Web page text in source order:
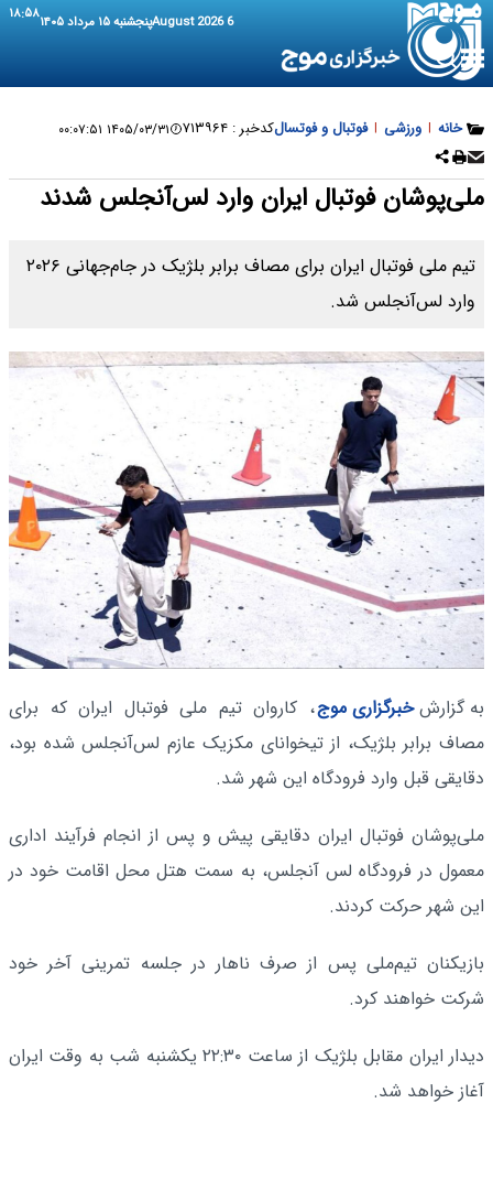
6 August 2026 پنجشنبه ۱۵ مرداد ۱۴۰۵ ۱۸:۵۸
خانه | ورزشی | فوتبال و فوتسالکدخبر : ۷۱۳۹۶۴ ۱۴۰۵/۰۳/۳۱ ۰۰:۰۷:۵۱
ملی‌پوشان فوتبال ایران وارد لس‌آنجلس شدند
تیم ملی فوتبال ایران برای مصاف برابر بلژیک در جام‌جهانی ۲۰۲۶
وارد لس‌آنجلس شد.
به گزارشخبرگزاری موج، کاروان تیم ملی فوتبال ایران که برای
مصاف برابر بلژیک، از تیخوانای مکزیک عازم لس‌آنجلس شده بود،
دقایقی قبل وارد فرودگاه این شهر شد.
ملی‌پوشان فوتبال ایران دقایقی پیش و پس از انجام فرآیند اداری
معمول در فرودگاه لس آنجلس، به سمت هتل محل اقامت خود در
این شهر حرکت کردند.
بازیکنان تیم‌ملی پس از صرف ناهار در جلسه تمرینی آخر خود
شرکت خواهند کرد.
دیدار ایران مقابل بلژیک از ساعت ۲۲:۳۰ یکشنبه شب به وقت ایران
آغاز خواهد شد.